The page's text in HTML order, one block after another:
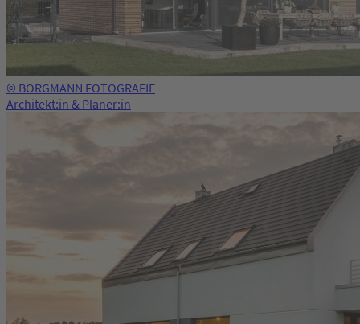
© BORGMANN FOTOGRAFIE
Architekt:in & Planer:in